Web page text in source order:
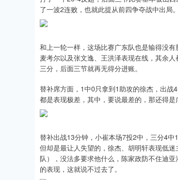
了一波2连败，也就此提从前四争夺战中出局。
和上一轮一样，这场比赛广东队也是输得没
麦考尔以及张文逸、王洪泽表现在线，其余
三分，后面三节就再无得分进账。
替补席方面，1中0只拿到1助攻的徐杰，出
都是表现极差，其中，要说最差的，那还得是
替补出战13分钟，小崔本场7投2中，三分4
但却是最让人失望的，徐杰、胡明轩表现低
队），没法多要求他什么，陈家政防不住迪
的表现，这就说不过去了。